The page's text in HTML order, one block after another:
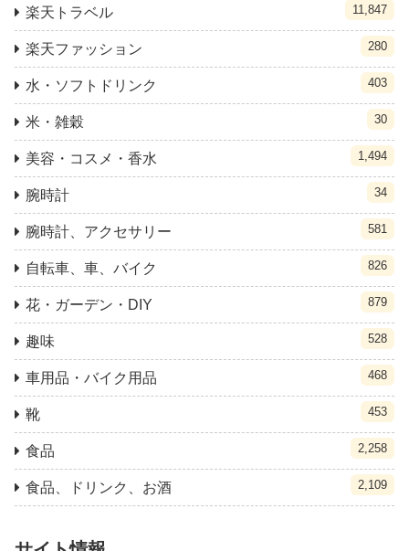
楽天トラベル 11,847
楽天ファッション 280
水・ソフトドリンク 403
米・雑穀 30
美容・コスメ・香水 1,494
腕時計 34
腕時計、アクセサリー 581
自転車、車、バイク 826
花・ガーデン・DIY 879
趣味 528
車用品・バイク用品 468
靴 453
食品 2,258
食品、ドリンク、お酒 2,109